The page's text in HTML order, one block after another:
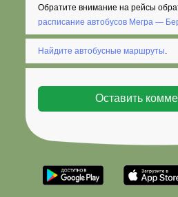
Обратите внимание на рейсы
расписание автобусов Мегра —
Найдите автобусные маршруты.